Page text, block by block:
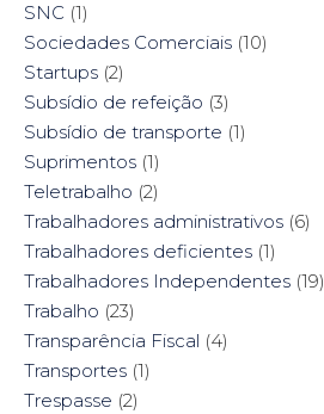
SNC (1)
Sociedades Comerciais (10)
Startups (2)
Subsídio de refeição (3)
Subsídio de transporte (1)
Suprimentos (1)
Teletrabalho (2)
Trabalhadores administrativos (6)
Trabalhadores deficientes (1)
Trabalhadores Independentes (19)
Trabalho (23)
Transparência Fiscal (4)
Transportes (1)
Trespasse (2)